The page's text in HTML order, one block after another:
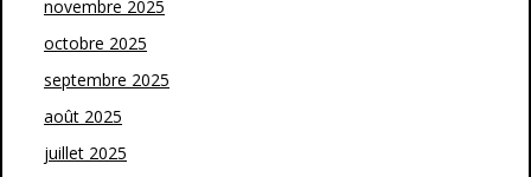
novembre 2025
octobre 2025
septembre 2025
août 2025
juillet 2025